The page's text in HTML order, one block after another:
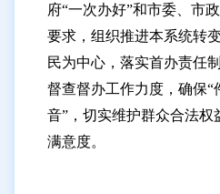
府“一次办好”和市委、市
要求，组织推进本系统转
民为中心，落实首办责任
督查督办工作力度，确保“
音”，切实维护群众合法权
满意度。